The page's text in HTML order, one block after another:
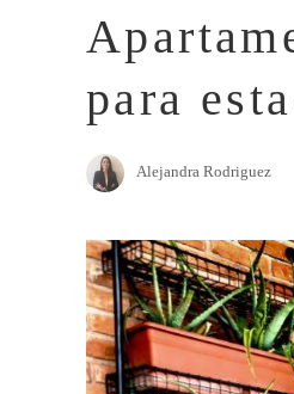
para
Alejandra Rodriguez